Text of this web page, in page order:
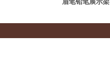
眉笔铅笔展示架